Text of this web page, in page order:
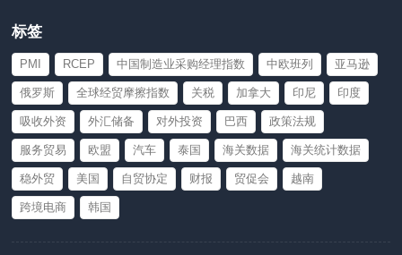
标签
PMI RCEP 中国制造业采购经理指数 中欧班列 亚马逊
俄罗斯 全球经贸摩擦指数 关税 加拿大 印尼 印度
吸收外资 外汇储备 对外投资 巴西 政策法规
服务贸易 欧盟 汽车 泰国 海关数据 海关统计数据
稳外贸 美国 自贸协定 财报 贸促会 越南
跨境电商 韩国